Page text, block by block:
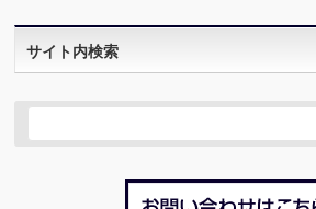
サイト内検索